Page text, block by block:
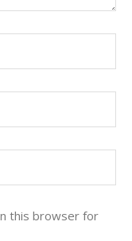
this browser for